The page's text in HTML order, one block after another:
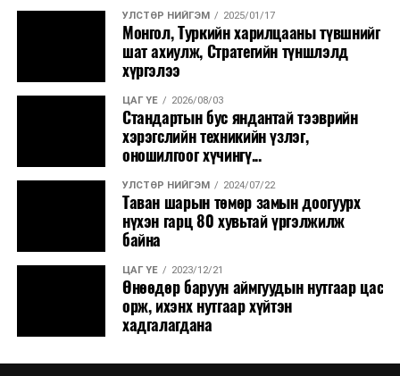
УЛСТӨР НИЙГЭМ 2025/01/17
Монгол, Туркийн харилцааны түвшнийг
шат ахиулж, Стратегийн түншлэлд
хүргэлээ
ЦАГ ҮЕ 2026/08/03
Стандартын бус яндантай тээврийн
хэрэгслийн техникийн үзлэг,
оношилгоог хүчингү...
УЛСТӨР НИЙГЭМ 2024/07/22
Таван шарын төмөр замын доогуурх
нүхэн гарц 80 хувьтай үргэлжилж
байна
ЦАГ ҮЕ 2023/12/21
Өнөөдөр баруун аймгуудын нутгаар цас
орж, ихэнх нутгаар хүйтэн
хадгалагдана